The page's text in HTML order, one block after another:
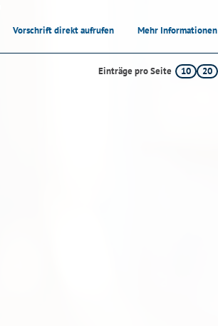
Vorschrift direkt aufrufen Mehr Informationen
Einträge pro Seite 10 20